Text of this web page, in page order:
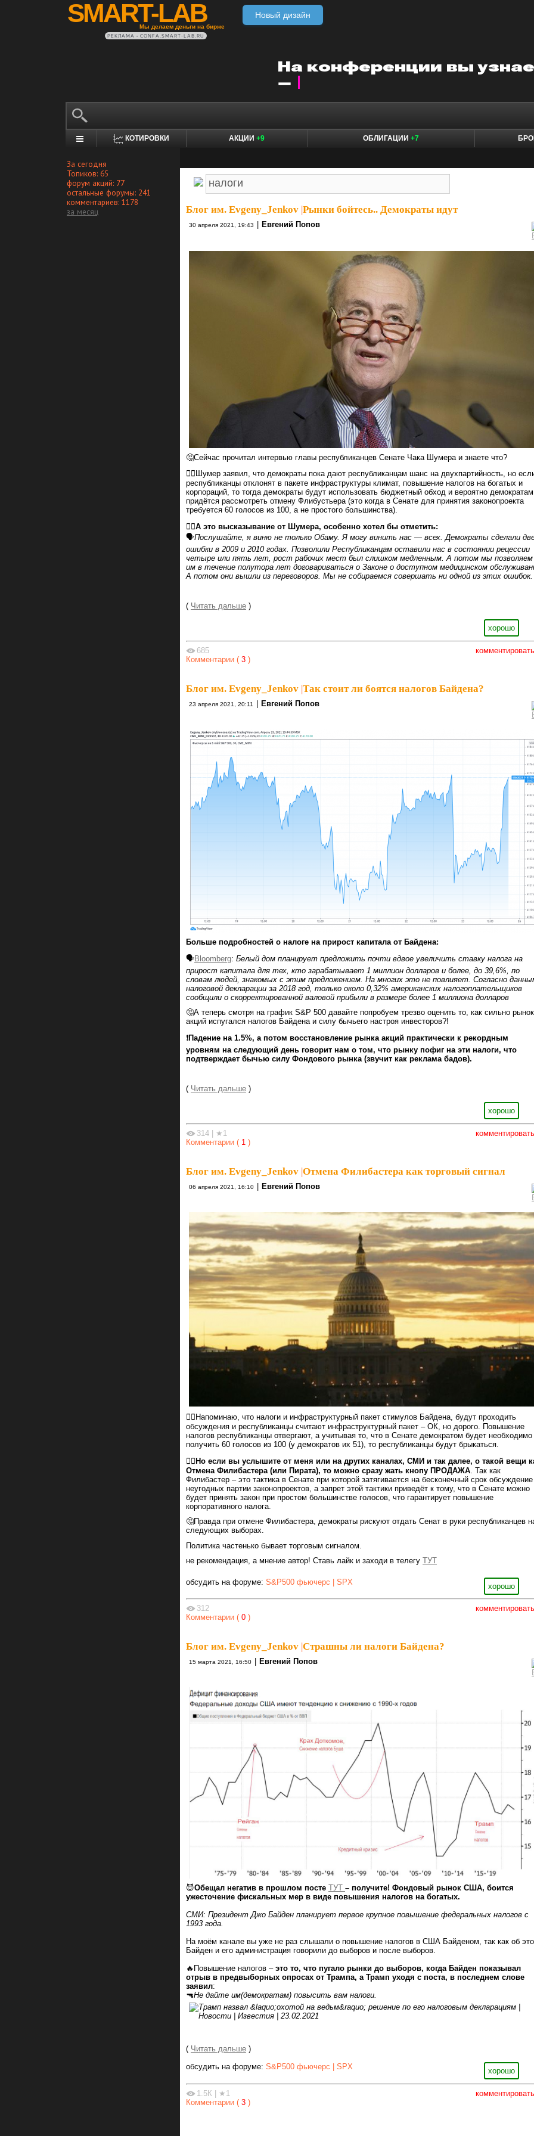
SMART-LAB
Мы делаем деньги на бирже
Новый дизайн
РЕКЛАМА • CONFA.SMART-LAB.RU
КОТИРОВКИ АКЦИИ +9 ОБЛИГАЦИИ +7
За сегодня
Топиков: 65
форум акций: 77
остальные форумы: 241
комментариев: 1178
за месяц
Блог им. Evgeny_Jenkov Рынки бойтесь.. Демократы идут
30 апреля 2021, 19:43 Евгений Попов
🤔Сейчас прочитал интервью главы республиканцев Сенате Чака Шумера и знаете что?
👉🏻Шумер заявил, что демократы пока дают республиканцам шанс на двухпартийность, но
республиканцы отклонят в пакете инфраструктуры климат, повышение налогов на богатых и
корпораций, то тогда демократы будут использовать бюджетный обход и вероятно демократам
придётся рассмотреть отмену Флибустьера (это когда в Сенате для принятия законопроекта
требуется 60 голосов из 100, а не простого большинства).
☝🏻А это высказывание от Шумера, особенно хотел бы отметить:
🗣Послушайте, я виню не только Обаму. Я могу винить нас — всех. Демократы сделали
ошибки в 2009 и 2010 годах. Позволили Республиканцам оставили нас в состоянии рецессии
четыре или пять лет, рост рабочих мест был слишком медленным. А потом мы позволяем
им в течение полутора лет договариваться о Законе о доступном медицинском
А потом они вышли из переговоров. Мы не собираемся совершать ни одной из этих ошибок.
( Читать дальше )
хорошо
комментировать
685
Комментарии ( 3 )
Блог им. Evgeny_Jenkov |Так стоит ли боятся налогов Байдена?
23 апреля 2021, 20:11 | Евгений Попов
Больше подробностей о налоге на прирост капитала от Байдена:
🗣Bloomberg: Белый дом планирует предложить почти вдвое увеличить ставку налога на
прирост капитала для тех, кто зарабатывает 1 миллион долларов и более, до 39,6%, по
словам людей, знакомых с этим предложением. На многих это не повлияет. Согласно
налоговой декларации за 2018 год, только около 0,32% американских налогоплательщиков
сообщили о скорректированной валовой прибыли в размере более 1 миллиона долларов
🤔А теперь смотря на график S&P 500 давайте попробуем трезво оценить то, как сильно рынок
акций испугался налогов Байдена и силу бычьего настроя инвесторов?!
❗️Падение на 1.5%, а потом восстановление рынка акций практически к рекордным
уровням на следующий день говорит нам о том, что рынку пофиг на эти налоги, что
подтверждает бычью силу Фондового рынка (звучит как реклама бадов).
( Читать дальше )
хорошо
комментировать
314 | ★1
Комментарии ( 1 )
Блог им. Evgeny_Jenkov |Отмена Филибастера как торговый сигнал
06 апреля 2021, 16:10 | Евгений Попов
☝🏻Напоминаю, что налоги и инфраструктурный пакет стимулов Байдена, будут проходить
обсуждения и республиканцы считают инфраструктурный пакет – ОК, но дорого. Повышение
налогов республиканцы отвергают, а учитывая то, что в Сенате демократом будет необходимо
получить 60 голосов из 100 (у демократов их 51), то республиканцы будут брыкаться.
👉🏻Но если вы услышите от меня или на других каналах, СМИ и так далее, о такой вещи
Отмена Филибастера (или Пирата), то можно сразу жать кнопу ПРОДАЖА . Так как
Филибастер – это тактика в Сенате при которой затягивается на бесконечный срок обсуждение
неугодных партии законопроектов, а запрет этой тактики приведёт к тому, что в Сенате можно
будет принять закон при простом большинстве голосов, что гарантирует повышение
корпоративного налога.
🤔Правда при отмене Филибастера, демократы рискуют отдать Сенат в руки республиканцев
следующих выборах.
Политика частенько бывает торговым сигналом.
не рекомендация, а мнение автор! Ставь лайк и заходи в телегу ТУТ
хорошо
обсудить на форуме: S&P500 фьючерс | SPX
комментировать
312
Комментарии ( 0 )
Блог им. Evgeny_Jenkov |Страшны ли налоги Байдена?
15 марта 2021, 16:50 Евгений Попов
😈Обещал негатив в прошлом посте ТУТ – получите! Фондовый рынок США, боится
ужесточение фискальных мер в виде повышения налогов на богатых.
СМИ: Президент Джо Байден планирует первое крупное повышение федеральных налогов с
1993 года.
На моём канале вы уже не раз слышали о повышение налогов в США Байденом, так как об
Байден и его администрация говорили до выборов и после выборов.
🔥Повышение налогов – это то, что пугало рынки до выборов, когда Байден показывал
отрыв в предвыборных опросах от Трампа, а Трамп уходя с поста, в последнем слове
заявил:
🔫Не дайте им(демократам) повысить вам налоги.
( Читать дальше )
хорошо
обсудить на форуме: S&P500 фьючерс | SPX
комментировать
1.5К | ★1
Комментарии ( 3 )